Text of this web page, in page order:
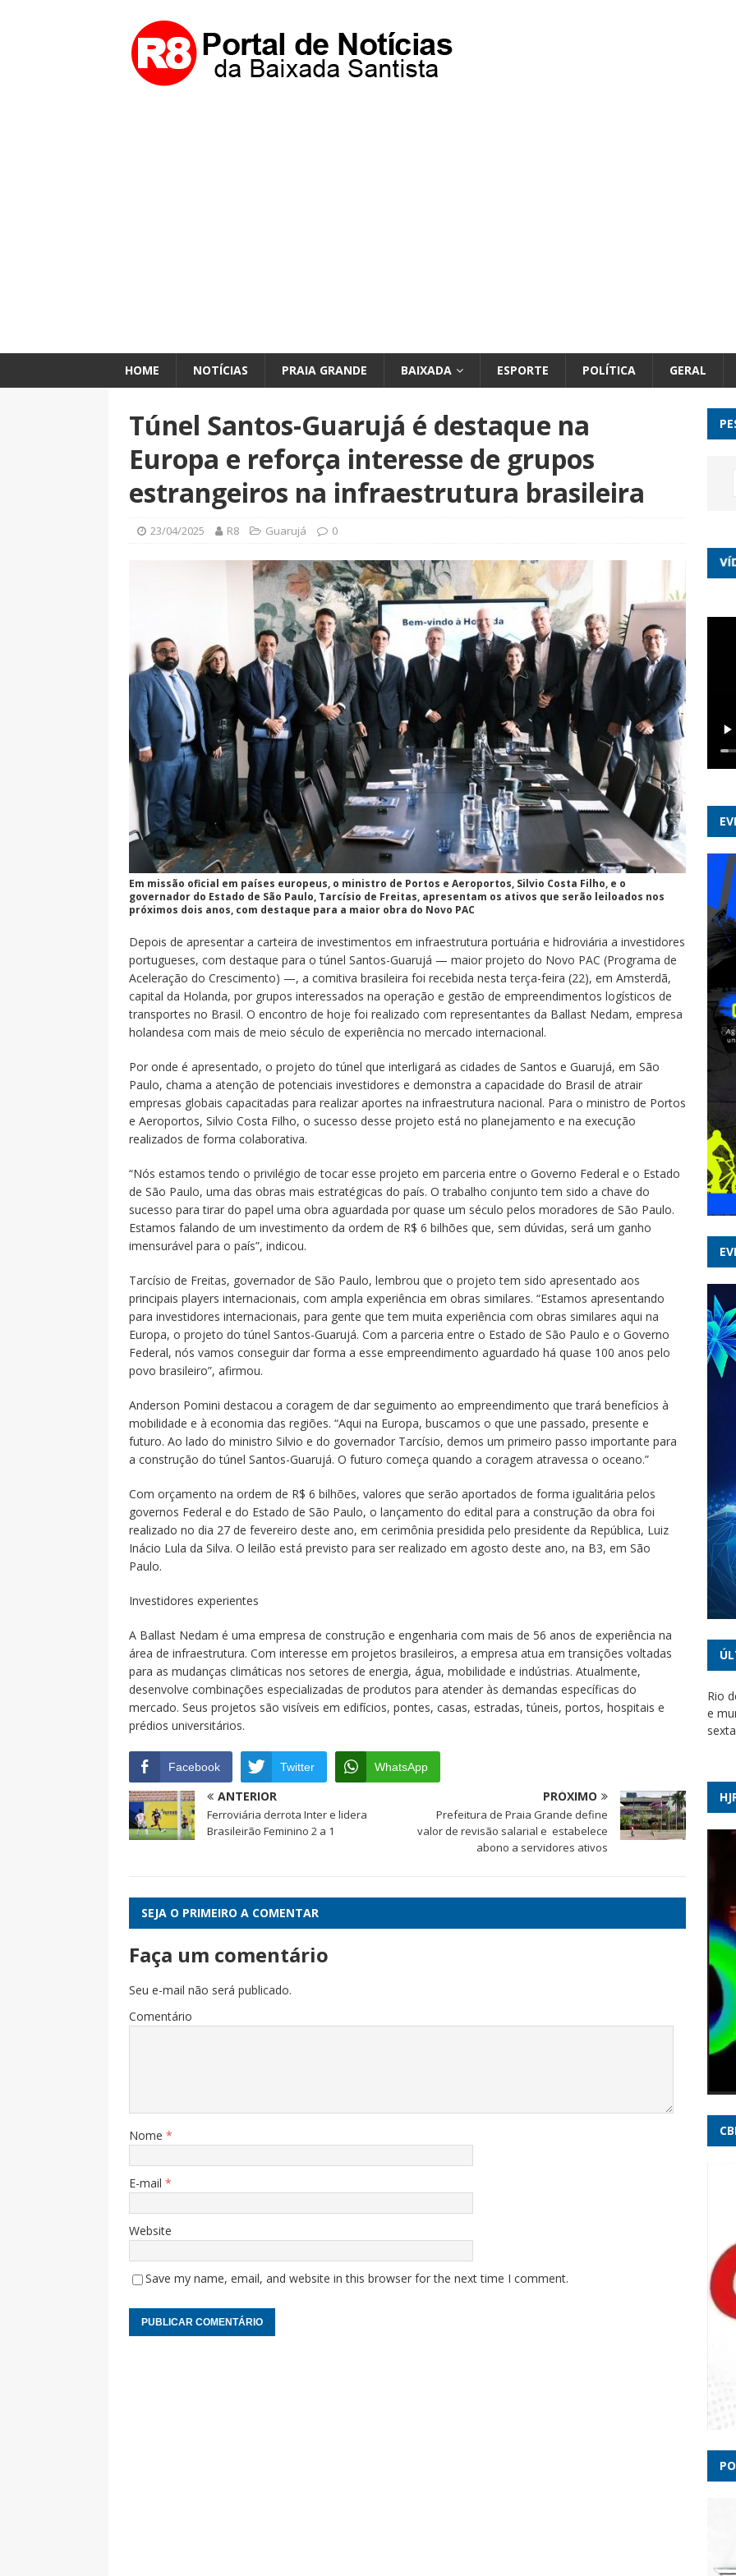
HOME NOTÍCIAS PRAIA GRANDE BAIXADA ESPORTE POLÍTICA GERAL
Túnel Santos-Guarujá é destaque na
Europa e reforça interesse de grupos
estrangeiros na infraestrutura brasileira
23/04/2025 R8 Guarujá 0
Em missão oficial em países europeus, o ministro de Portos e Aeroportos, Silvio Costa Filho, e o
governador do Estado de São Paulo, Tarcísio de Freitas, apresentam os ativos que serão leiloados nos
próximos dois anos, com destaque para a maior obra do Novo PAC
Depois de apresentar a carteira de investimentos em infraestrutura portuária e hidroviária a investidores
portugueses, com destaque para o túnel Santos-Guarujá — maior projeto do Novo PAC (Programa de
Aceleração do Crescimento) —, a comitiva brasileira foi recebida nesta terça-feira (22), em Amsterdã,
capital da Holanda, por grupos interessados na operação e gestão de empreendimentos logísticos de
transportes no Brasil. O encontro de hoje foi realizado com representantes da Ballast Nedam, empresa
holandesa com mais de meio século de experiência no mercado internacional.
Por onde é apresentado, o projeto do túnel que interligará as cidades de Santos e Guarujá, em São
Paulo, chama a atenção de potenciais investidores e demonstra a capacidade do Brasil de atrair
empresas globais capacitadas para realizar aportes na infraestrutura nacional. Para o ministro de Portos
e Aeroportos, Silvio Costa Filho, o sucesso desse projeto está no planejamento e na execução
realizados de forma colaborativa.
“Nós estamos tendo o privilégio de tocar esse projeto em parceria entre o Governo Federal e o Estado
de São Paulo, uma das obras mais estratégicas do país. O trabalho conjunto tem sido a chave do
sucesso para tirar do papel uma obra aguardada por quase um século pelos moradores de São Paulo.
Estamos falando de um investimento da ordem de R$ 6 bilhões que, sem dúvidas, será um ganho
imensurável para o país”, indicou.
Tarcísio de Freitas, governador de São Paulo, lembrou que o projeto tem sido apresentado aos
principais players internacionais, com ampla experiência em obras similares. “Estamos apresentando
para investidores internacionais, para gente que tem muita experiência com obras similares aqui na
Europa, o projeto do túnel Santos-Guarujá. Com a parceria entre o Estado de São Paulo e o Governo
Federal, nós vamos conseguir dar forma a esse empreendimento aguardado há quase 100 anos pelo
povo brasileiro”, afirmou.
Anderson Pomini destacou a coragem de dar seguimento ao empreendimento que trará benefícios à
mobilidade e à economia das regiões. “Aqui na Europa, buscamos o que une passado, presente e
futuro. Ao lado do ministro Silvio e do governador Tarcísio, demos um primeiro passo importante para
a construção do túnel Santos-Guarujá. O futuro começa quando a coragem atravessa o oceano.”
Com orçamento na ordem de R$ 6 bilhões, valores que serão aportados de forma igualitária pelos
governos Federal e do Estado de São Paulo, o lançamento do edital para a construção da obra foi
realizado no dia 27 de fevereiro deste ano, em cerimônia presidida pelo presidente da República, Luiz
Inácio Lula da Silva. O leilão está previsto para ser realizado em agosto deste ano, na B3, em São
Paulo.
Investidores experientes
A Ballast Nedam é uma empresa de construção e engenharia com mais de 56 anos de experiência na
área de infraestrutura. Com interesse em projetos brasileiros, a empresa atua em transições voltadas
para as mudanças climáticas nos setores de energia, água, mobilidade e indústrias. Atualmente,
desenvolve combinações especializadas de produtos para atender às demandas específicas do
mercado. Seus projetos são visíveis em edifícios, pontes, casas, estradas, túneis, portos, hospitais e
prédios universitários.
Facebook Twitter WhatsApp
ANTERIOR
Ferroviária derrota Inter e lidera
Brasileirão Feminino 2 a 1
PRÓXIMO
Prefeitura de Praia Grande define
valor de revisão salarial e estabelece
abono a servidores ativos
SEJA O PRIMEIRO A COMENTAR
Faça um comentário
Seu e-mail não será publicado.
Comentário
Nome *
E-mail *
Website
Save my name, email, and website in this browser for the next time I comment.
Rio
e
Em
Veja
- G1
do